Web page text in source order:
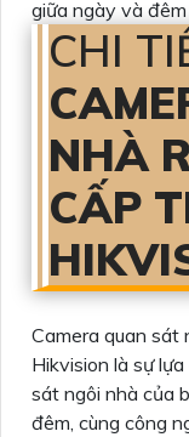
giữa ngày và đêm
CHI
NHÀ
CẤP
Camera quan sát
Hikvision là sự
sát ngôi nhà của
đêm, cùng công